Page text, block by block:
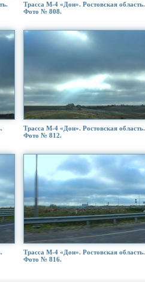
Трасса М-4 «Дон». Ростовская область.
Фото № 808.
Трасса М-4 «Дон». Ростовская область.
Фото № 812.
Трасса М-4 «Дон». Ростовская область.
Фото № 816.